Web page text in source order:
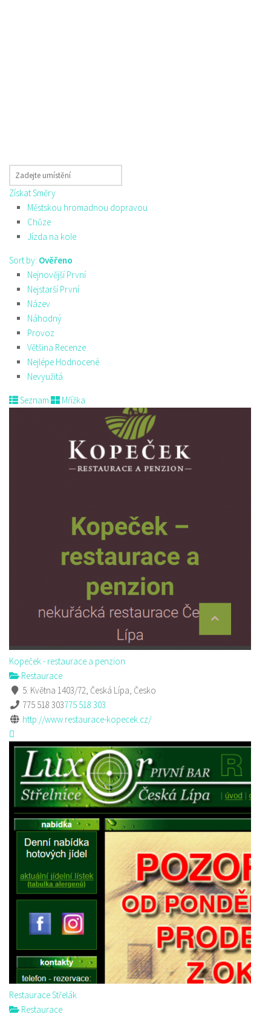
Získat Směry
Městskou hromadnou dopravou
Chůze
Jízda na kole
Sort by: Ověřeno
Nejnovější První
Nejstarší První
Název
Náhodný
Provoz
Většina Recenze
Nejlépe Hodnocené
Nevyužitá
Seznam Mřížka
Kopeček - restaurace a penzion
Restaurace
5. Května 1403/72, Česká Lípa, Česko
775 518 303775 518 303
http://www.restaurace-kopecek.cz/
Restaurace Střelák
Restaurace